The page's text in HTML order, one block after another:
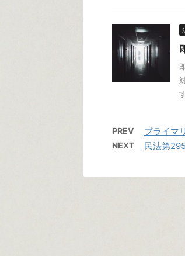
PREV プライマ
NEXT 民法第